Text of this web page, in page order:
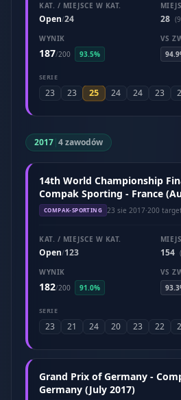
KAT. / MIEJSCE W KAT.
Open/24 28
WYNIK
187/200 93.5%
VS
SERIE
23 23 25 24 24 23
2017|4 zawodów
14th World Championship
Compak Sporting - France
COMPAK-SPORTING 23 sie 2017·200
KAT. / MIEJSCE W KAT.
Open/123 154
WYNIK
182/200 91.0%
VS
SERIE
23 21 24 20 23 22
Grand Prix of Germany -
Germany (July 2017)